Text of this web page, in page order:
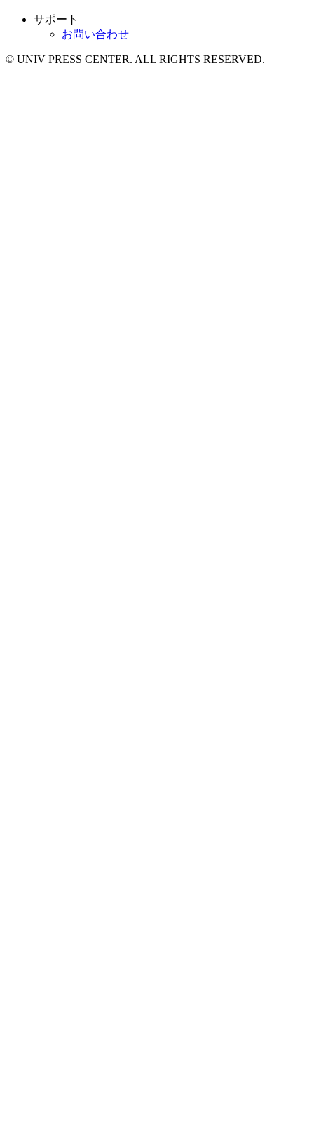
サポート
お問い合わせ
© UNIV PRESS CENTER. ALL RIGHTS RESERVED.